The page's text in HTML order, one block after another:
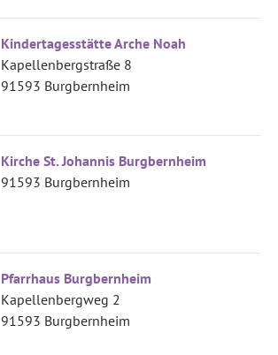
Kindertagesstätte Arche Noah
Kapellenbergstraße 8
91593 Burgbernheim
Kirche St. Johannis Burgbernheim
91593 Burgbernheim
Pfarrhaus Burgbernheim
Kapellenbergweg 2
91593 Burgbernheim